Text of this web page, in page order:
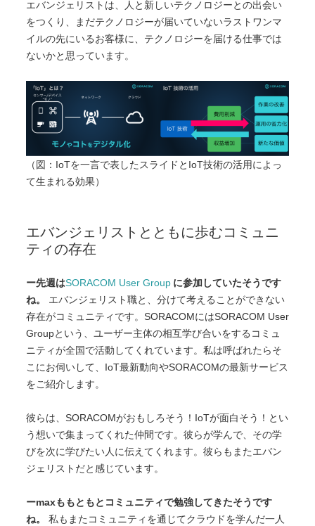
エバンジェリストは、人と新しいテクノロジーとの出会い
をつくり、まだテクノロジーが届いていないラストワンマ
イルの先にいるお客様に、テクノロジーを届ける仕事では
ないかと思っています。
（図：IoTを一言で表したスライドとIoT技術の活用によっ
て生まれる効果）
エバンジェリストとともに歩むコミュニ
ティの存在
ー先週はSORACOM User Group に参加していたそうです
ね。
エバンジェリスト職と、分けて考えることができない
存在がコミュニティです。SORACOMにはSORACOM User
Groupという、ユーザー主体の相互学び合いをするコミュ
ニティが全国で活動してくれています。私は呼ばれたらそ
こにお伺いして、IoT最新動向やSORACOMの最新サービス
をご紹介します。
彼らは、SORACOMがおもしろそう！IoTが面白そう！とい
う想いで集まってくれた仲間です。彼らが学んで、その学
びを次に学びたい人に伝えてくれます。彼らもまたエバン
ジェリストだと感じています。
ーmaxももともとコミュニティで勉強してきたそうです
ね。
私もまたコミュニティを通じてクラウドを学んだ一人